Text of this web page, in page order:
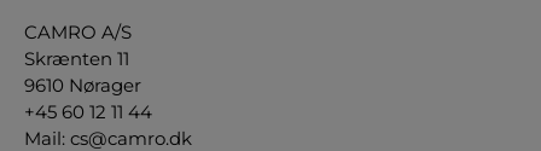
CAMRO A/S
Skrænten 11
9610 Nørager
+45 60 12 11 44
Mail: cs@camro.dk